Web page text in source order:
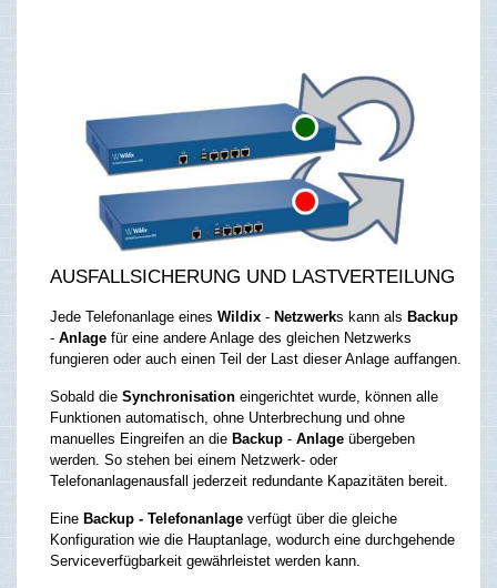
AUSFALLSICHERUNG UND LASTVERTEILUNG
Jede Telefonanlage eines Wildix - Netzwerks kann als Backup
- Anlage für eine andere Anlage des gleichen Netzwerks
fungieren oder auch einen Teil der Last dieser Anlage auffangen.
Sobald die Synchronisation eingerichtet wurde, können alle
Funktionen automatisch, ohne Unterbrechung und ohne
manuelles Eingreifen an die Backup - Anlage übergeben
werden. So stehen bei einem Netzwerk- oder
Telefonanlagenausfall jederzeit redundante Kapazitäten bereit.
Eine Backup - Telefonanlage verfügt über die gleiche
Konfiguration wie die Hauptanlage, wodurch eine durchgehende
Serviceverfügbarkeit gewährleistet werden kann.